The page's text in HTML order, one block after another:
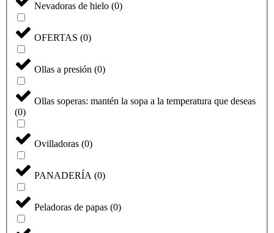
Nevadoras de hielo (0)
OFERTAS (0)
Ollas a presión (0)
Ollas soperas: mantén la sopa a la temperatura que deseas
(0)
Ovilladoras (0)
PANADERÍA (0)
Peladoras de papas (0)